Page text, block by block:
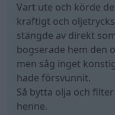
Vart ute och körde
kraftigt och
stängde av direkt
bogserade hem den
men såg inget
hade försvunnit.
Så bytta olja och
henne.